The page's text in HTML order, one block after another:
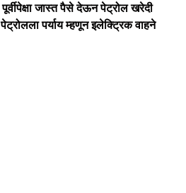
जास्त पैसे देऊन पेट्रोल खरेदी
पर्याय म्हणून इलेक्ट्रिक वाहने